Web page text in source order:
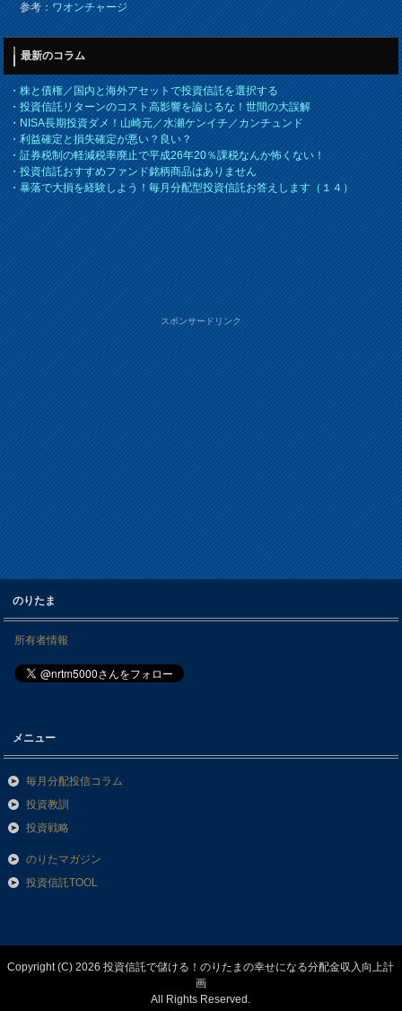
参考：ワオンチャージ
最新のコラム
・株と債権／国内と海外アセットで投資信託を選択する
・投資信託リターンのコスト高影響を論じるな！世間の大誤解
・NISA長期投資ダメ！山崎元／水瀬ケンイチ／カンチュンド
・利益確定と損失確定が悪い？良い？
・証券税制の軽減税率廃止で平成26年20％課税なんか怖くない！
・投資信託おすすめファンド銘柄商品はありません
・暴落で大損を経験しよう！毎月分配型投資信託お答えします（１４）
スポンサードリンク
のりたま
所有者情報
メニュー
毎月分配投信コラム
投資教訓
投資戦略
のりたマガジン
投資信託TOOL
Copyright (C) 2026 投資信託で儲ける！のりたまの幸せになる分配金収入向上計
画
All Rights Reserved.